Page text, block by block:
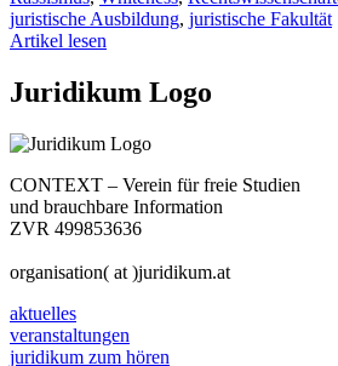
juristische Ausbildung, juristische Fakultät
Artikel lesen
Juridikum Logo
CONTEXT – Verein für freie Studien
und brauchbare Information
ZVR 499853636
organisation( at )juridikum.at
aktuelles
veranstaltungen
juridikum zum hören